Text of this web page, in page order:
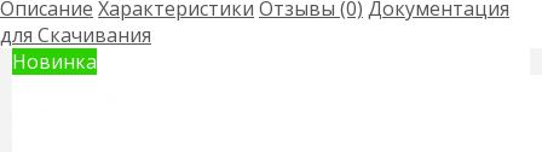
Описание Характеристики Отзывы (0) Документация
для Скачивания
Новинка